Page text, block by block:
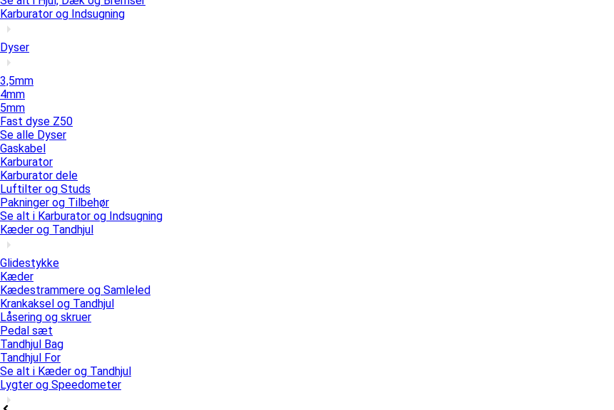
Karburator og Indsugning
Dyser
3,5mm
4mm
5mm
Fast dyse Z50
Se alle Dyser
Gaskabel
Karburator
Karburator dele
Luftilter og Studs
Pakninger og Tilbehør
Se alt i Karburator og Indsugning
Kæder og Tandhjul
Glidestykke
Kæder
Kædestrammere og Samleled
Krankaksel og Tandhjul
Låsering og skruer
Pedal sæt
Tandhjul Bag
Tandhjul For
Se alt i Kæder og Tandhjul
Lygter og Speedometer